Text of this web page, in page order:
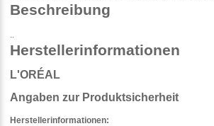
Beschreibung
Herstellerinformationen
L'ORÉAL
Angaben zur Produktsicherheit
Herstellerinformationen: